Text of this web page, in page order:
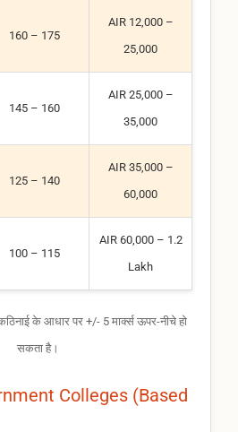
160 – 175
AIR 12,000 –
25,000
145 – 160
AIR 25,000 –
35,000
125 – 140
AIR 35,000 –
60,000
100 – 115
AIR 60,000 – 1.2
Lakh
के आधार पर +/- 5 मार्क्स ऊपर-नीचे हो
सकता है।
Colleges (Based